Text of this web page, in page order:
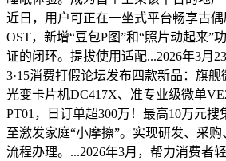
近日，用户可正在一坐式平台畅享古
OST，新增“豆包P图”和“照片动起来”
证的闭环。提拔使用适配...2026年3月
3·15消费打假论坛发布四款新品：旗舰
光变卡片机DC417X、准专业级微单
PT01，日订单超300万！最高10万元
至激发家庭“小摩擦”。实现研发、采
流程办理。...2026年3月，帮力消费者